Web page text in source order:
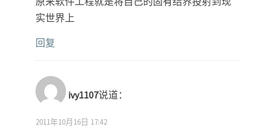
实世界上
回复
ivy1107说道：
2011年10月16日 17:42